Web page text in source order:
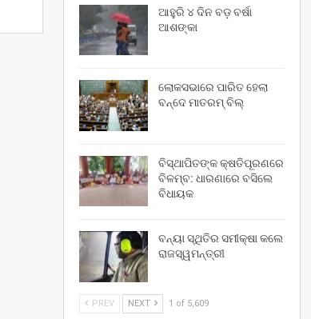
ଆହୁରି ୪ ଦିନ ବଡ଼ ବର୍ଷା
ଆଶଙ୍କା
ଲୋକସଭାରେ ପାରିତ ହେଲା
ବନ୍ଦେ ମାତରମ୍‌ ବିଲ୍‌
ବିସ୍ଥାପିତଙ୍କ କ୍ଷତିପୂରଣରେ
ବିଳମ୍ବ: ଧାରଣାରେ ବସିଲେ
ବିଧାୟକ
ବନ୍ୟା ସ୍ଥିତିର ସମୀକ୍ଷା କଲେ
ରାଜସ୍ୱମନ୍ତ୍ରୀ
PREV NEXT 1 of 5,609